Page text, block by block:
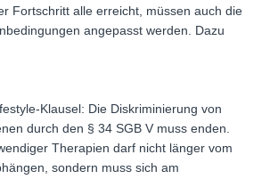
Fortschritt alle erreicht, müssen auch die
angepasst werden. Dazu
Klausel: Die Diskriminierung von
durch den § 34 SGB V muss enden.
Therapien darf nicht länger vom
sondern muss sich am